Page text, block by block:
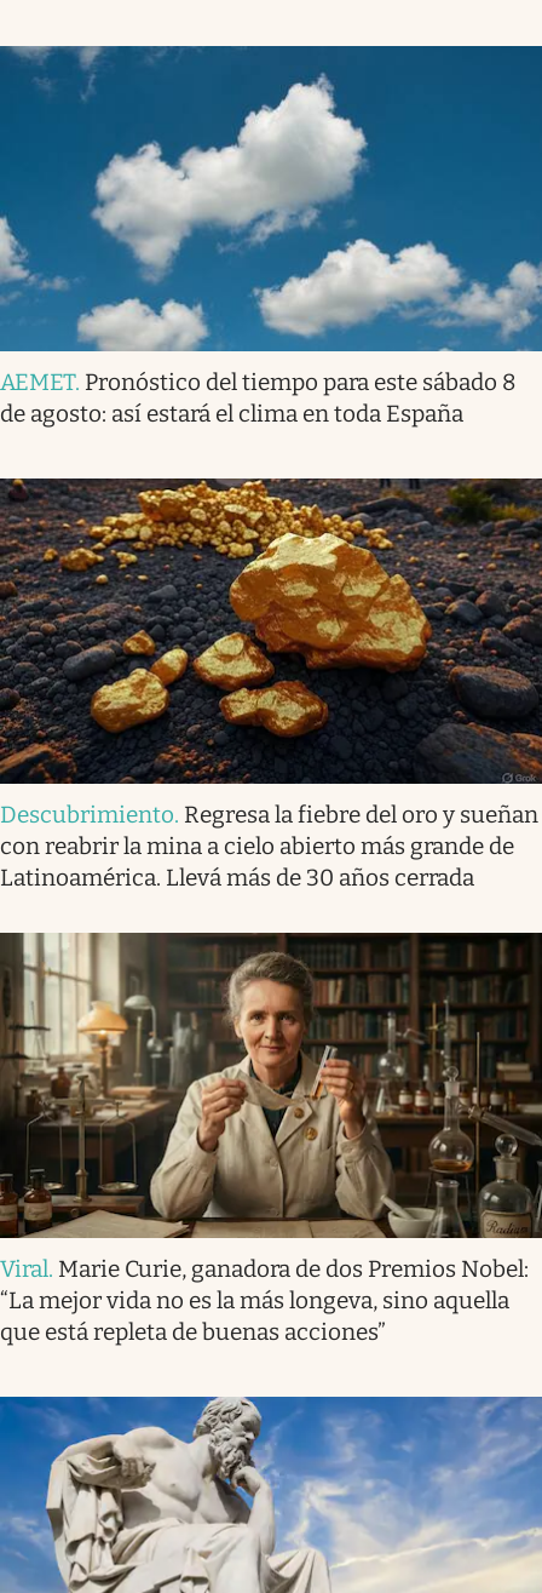
AEMET. Pronóstico del tiempo para este sábado 8
de agosto: así estará el clima en toda España
Descubrimiento. Regresa la fiebre del oro y sueñan
con reabrir la mina a cielo abierto más grande de
Latinoamérica. Llevá más de 30 años cerrada
Viral. Marie Curie, ganadora de dos Premios Nobel:
“La mejor vida no es la más longeva, sino aquella
que está repleta de buenas acciones”